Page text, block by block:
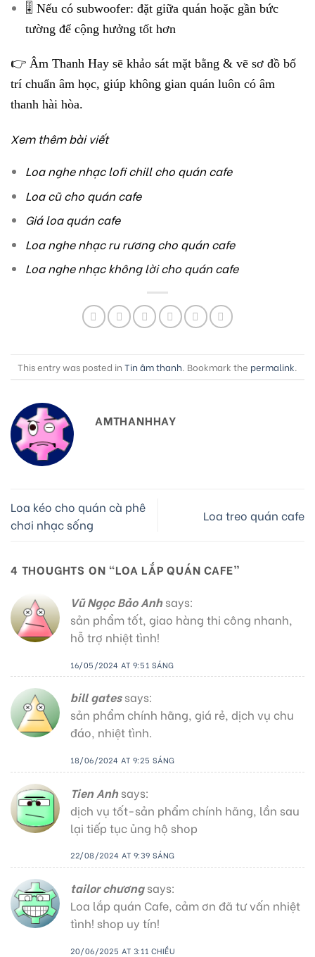
🎚️ Nếu có subwoofer: đặt giữa quán hoặc gần bức
tường để cộng hưởng tốt hơn
👉 Âm Thanh Hay sẽ khảo sát mặt bằng & vẽ sơ đồ bố
trí chuẩn âm học, giúp không gian quán luôn có âm
thanh hài hòa.
Xem thêm bài viết
Loa nghe nhạc lofi chill cho quán cafe
Loa cũ cho quán cafe
Giá loa quán cafe
Loa nghe nhạc ru rương cho quán cafe
Loa nghe nhạc không lời cho quán cafe
This entry was posted in Tin âm thanh. Bookmark the permalink.
AMTHANHHAY
Loa kéo cho quán cà phê
chơi nhạc sống
Loa treo quán cafe
4 THOUGHTS ON “LOA LẮP QUÁN CAFE”
Vũ Ngọc Bảo Anh says:
sản phẩm tốt, giao hàng thi công nhanh,
hỗ trợ nhiệt tình!
16/05/2024 AT 9:51 SÁNG
bill gates says:
sản phẩm chính hãng, giá rẻ, dịch vụ chu
đáo, nhiệt tình.
18/06/2024 AT 9:25 SÁNG
Tien Anh says:
dịch vụ tốt-sản phẩm chính hãng, lần sau
lại tiếp tục ủng hộ shop
22/08/2024 AT 9:39 SÁNG
tailor chương says:
Loa lắp quán Cafe, cảm ơn đã tư vấn nhiệt
tình! shop uy tín!
20/06/2025 AT 3:11 CHIỀU